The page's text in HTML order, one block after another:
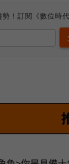
！訂閱《數位時